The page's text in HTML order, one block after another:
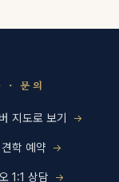
· 문의
지도로 보기
학 예약
1:1 상담